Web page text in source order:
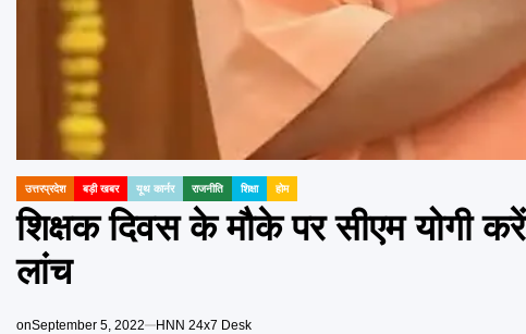
POSTED
IN
उत्तरप्रदेश बड़ी खबर यूथ कार्नर राजनीति शिक्षा होम
शिक्षक दिवस के मौके पर सीएम योगी
लांच
onSeptember 5, 2022 HNN 24x7 Desk